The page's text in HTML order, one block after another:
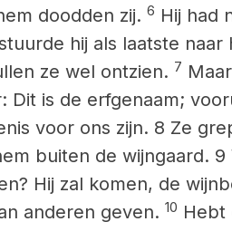
doodden zij. 6 Hij had
hij als laatste naar
ze wel ontzien. 7
Dit is de erfgenaam;
voor ons zijn. 8 Ze
buiten de wijngaard. 9
Hij zal komen, de
anderen geven. 10 Hebt